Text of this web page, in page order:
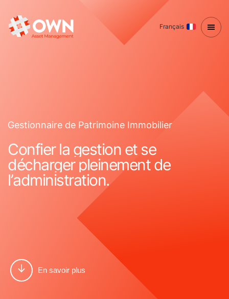
Français
Gestionnaire de Patrimoine Immobilier
Confier la gestion et se
décharger pleinement de
l’administration.
En savoir plus